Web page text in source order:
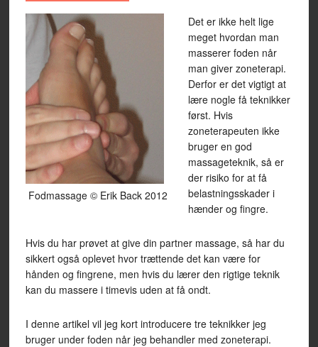
Fodmassage © Erik Back 2012
Det er ikke helt lige
meget hvordan man
masserer foden når
man giver zoneterapi.
Derfor er det vigtigt at
lære nogle få teknikker
først. Hvis
zoneterapeuten ikke
bruger en god
massageteknik, så er
der risiko for at få
belastningsskader i
hænder og fingre.
Hvis du har prøvet at give din partner massage, så har du
sikkert også oplevet hvor trættende det kan være for
hånden og fingrene, men hvis du lærer den rigtige teknik
kan du massere i timevis uden at få ondt.
I denne artikel vil jeg kort introducere tre teknikker jeg
bruger under foden når jeg behandler med zoneterapi.